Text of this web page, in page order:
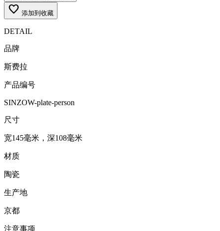
favorite_border 添加到收藏
DETAIL
品牌
斯费拉
产品编号
SINZOW-plate-person
尺寸
宽145毫米，深108毫米
材质
陶瓷
生产地
京都
注意事项